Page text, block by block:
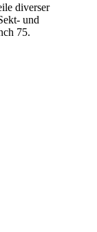
diverser
und
75.